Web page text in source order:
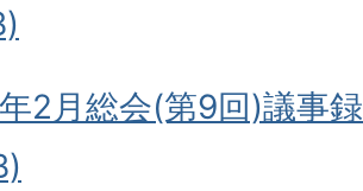
2月総会(第9回)議事